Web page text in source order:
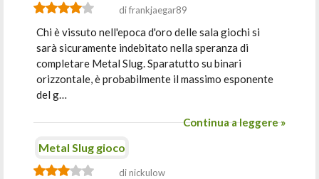
di frankjaegar89
Chi è vissuto nell'epoca d'oro delle sala giochi si
sarà sicuramente indebitato nella speranza di
completare Metal Slug. Sparatutto su binari
orizzontale, è probabilmente il massimo esponente
del g…
Continua a leggere »
Metal Slug gioco
di nickulow